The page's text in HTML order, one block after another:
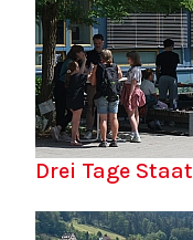
Drei Tage Staat